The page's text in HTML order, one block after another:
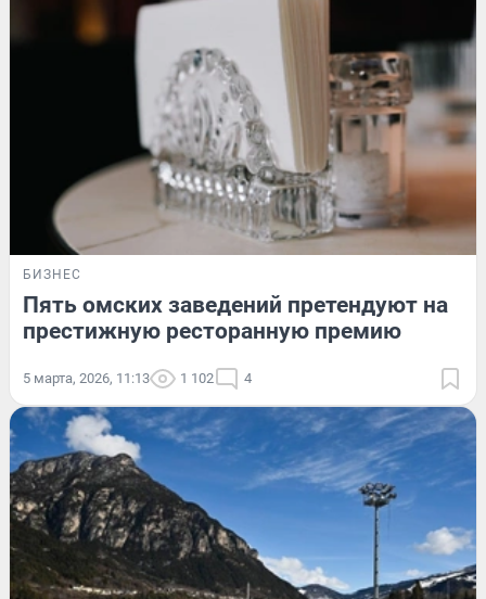
БИЗНЕС
Пять омских заведений претендуют на
престижную ресторанную премию
5 марта, 2026, 11:13 1 102 4